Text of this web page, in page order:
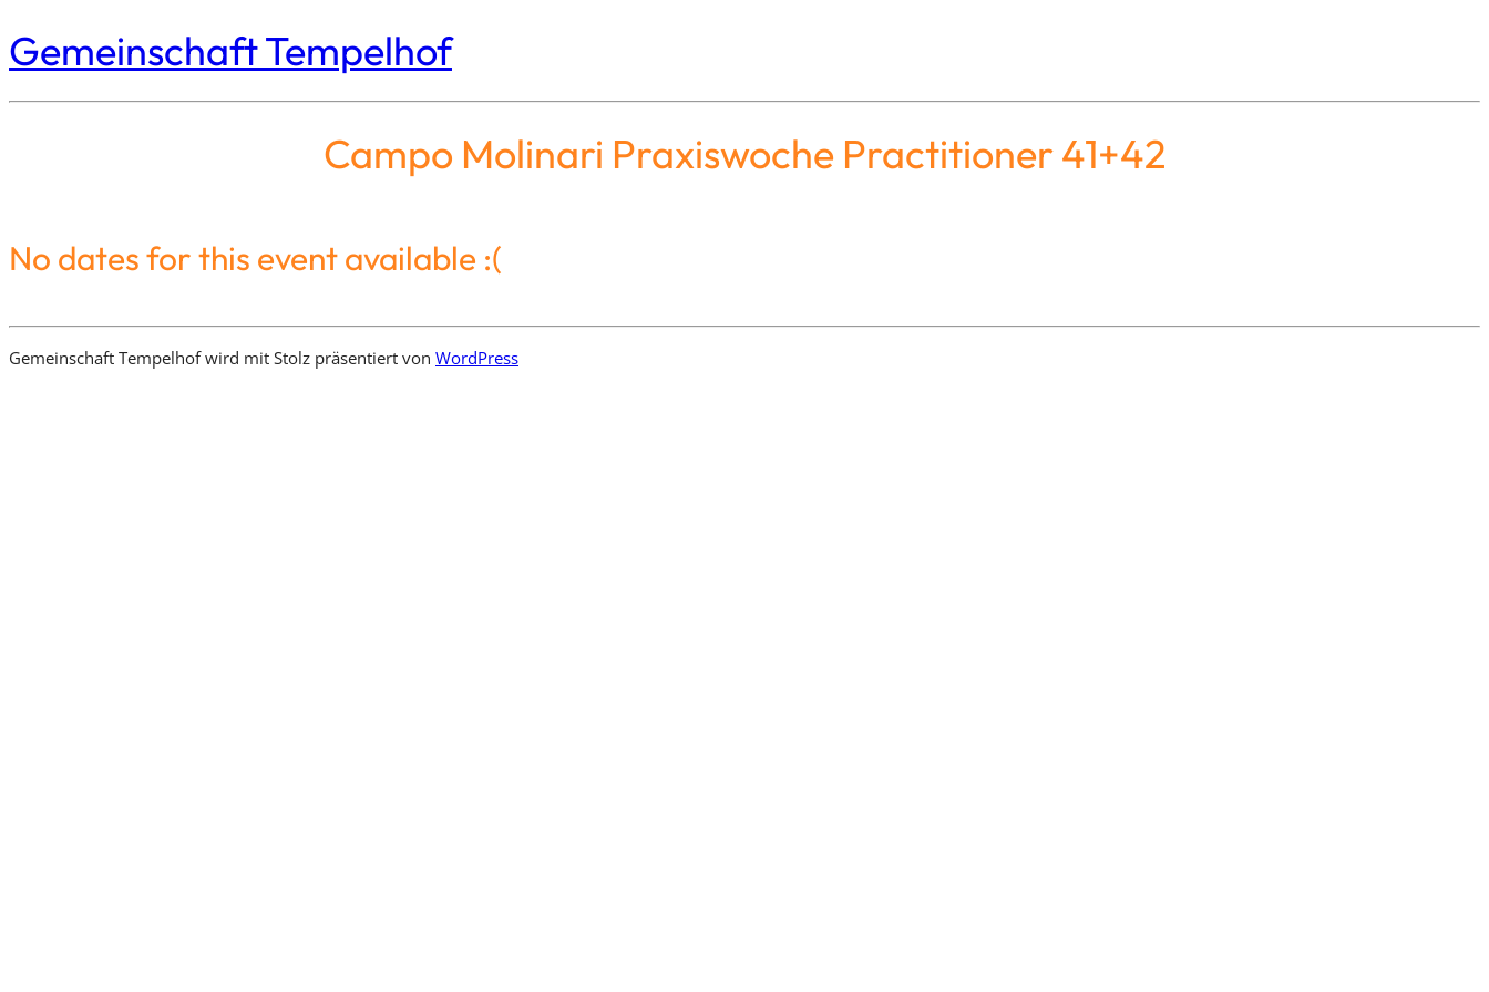
Gemeinschaft Tempelhof
Campo Molinari Praxiswoche Practitioner 41+42
No dates for this event available :(
Gemeinschaft Tempelhof wird mit Stolz präsentiert von WordPress